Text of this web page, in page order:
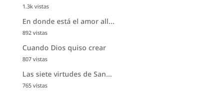
1.3k vistas
En donde está el amor all...
892 vistas
Cuando Dios quiso crear
807 vistas
Las siete virtudes de San...
765 vistas